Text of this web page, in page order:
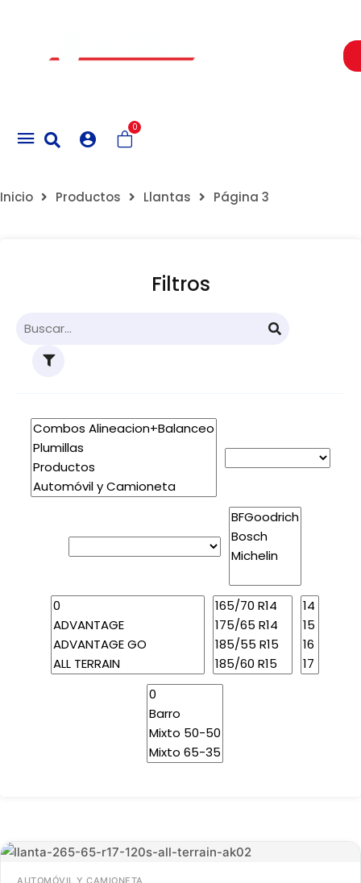
0
Inicio Productos Llantas Página 3
Filtros
AUTOMÓVIL Y CAMIONETA